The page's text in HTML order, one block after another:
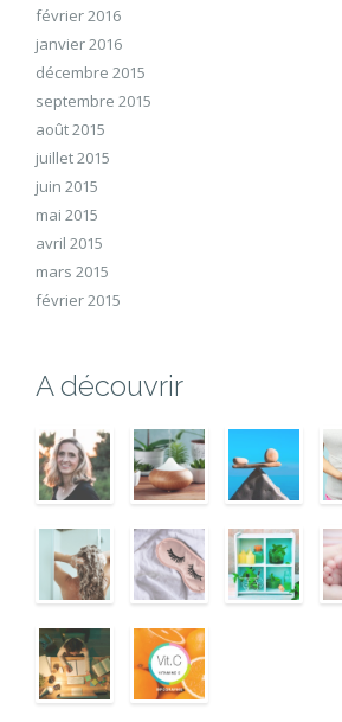
février 2016
janvier 2016
décembre 2015
septembre 2015
août 2015
juillet 2015
juin 2015
mai 2015
avril 2015
mars 2015
février 2015
A découvrir